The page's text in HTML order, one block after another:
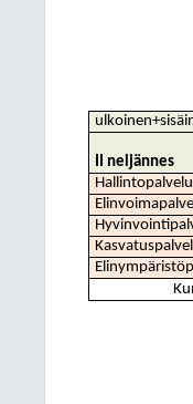
II neljännes